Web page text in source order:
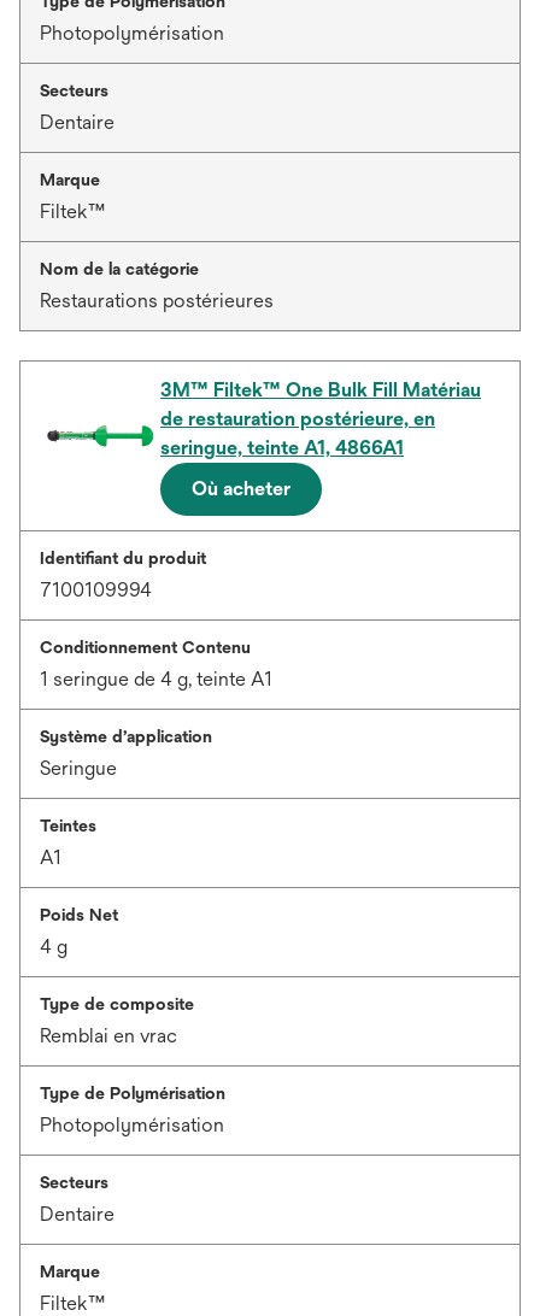
Photopolymérisation
Secteurs
Dentaire
Marque
Filtek™
Nom de la catégorie
Restaurations postérieures
3M™ Filtek™ One Bulk Fill Matériau
de restauration postérieure, en
seringue, teinte A1, 4866A1
Où acheter
Identifiant du produit
7100109994
Conditionnement Contenu
1 seringue de 4 g, teinte A1
Système d’application
Seringue
Teintes
A1
Poids Net
4 g
Type de composite
Remblai en vrac
Type de Polymérisation
Photopolymérisation
Secteurs
Dentaire
Marque
Filtek™